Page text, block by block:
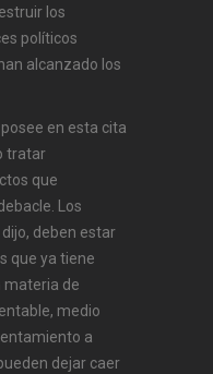
los
políticos
alcanzado los
en esta cita
tratar
que
Los
deben estar
que ya tiene
materia de
medio
a
dejar caer